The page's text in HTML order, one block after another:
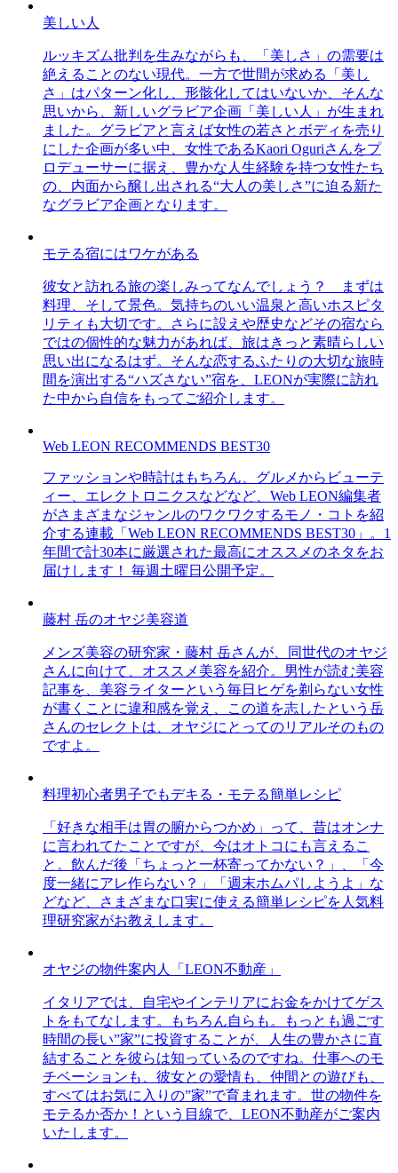
美しい人
ルッキズム批判を生みながらも、「美しさ」の需要は
絶えることのない現代。一方で世間が求める「美し
さ」はパターン化し、形骸化してはいないか、そんな
思いから、新しいグラビア企画「美しい人」が生まれ
ました。グラビアと言えば女性の若さとボディを売り
にした企画が多い中、女性であるKaori Oguriさんをプ
ロデューサーに据え、豊かな人生経験を持つ女性たち
の、内面から醸し出される“大人の美しさ”に迫る新た
なグラビア企画となります。
モテる宿にはワケがある
彼女と訪れる旅の楽しみってなんでしょう？ まずは
料理、そして景色。気持ちのいい温泉と高いホスピタ
リティも大切です。さらに設えや歴史などその宿なら
ではの個性的な魅力があれば、旅はきっと素晴らしい
思い出になるはず。そんな恋するふたりの大切な旅時
間を演出する“ハズさない”宿を、LEONが実際に訪れ
た中から自信をもってご紹介します。
Web LEON RECOMMENDS BEST30
ファッションや時計はもちろん、グルメからビューテ
ィー、エレクトロニクスなどなど、Web LEON編集者
がさまざまなジャンルのワクワクするモノ・コトを紹
介する連載「Web LEON RECOMMENDS BEST30」。1
年間で計30本に厳選された最高にオススメのネタをお
届けします！ 毎週土曜日公開予定。
藤村 岳のオヤジ美容道
メンズ美容の研究家・藤村 岳さんが、同世代のオヤジ
さんに向けて、オススメ美容を紹介。男性が読む美容
記事を、美容ライターという毎日ヒゲを剃らない女性
が書くことに違和感を覚え、この道を志したという岳
さんのセレクトは、オヤジにとってのリアルそのもの
ですよ。
料理初心者男子でもデキる・モテる簡単レシピ
「好きな相手は胃の腑からつかめ」って、昔はオンナ
に言われてたことですが、今はオトコにも言えるこ
と。飲んだ後「ちょっと一杯寄ってかない？」、「今
度一緒にアレ作らない？」「週末ホムパしようよ」な
どなど、さまざまな口実に使える簡単レシピを人気料
理研究家がお教えします。
オヤジの物件案内人「LEON不動産」
イタリアでは、自宅やインテリアにお金をかけてゲス
トをもてなします。もちろん自らも。もっとも過ごす
時間の長い”家”に投資することが、人生の豊かさに直
結することを彼らは知っているのですね。仕事へのモ
チベーションも、彼女との愛情も、仲間との遊びも、
すべてはお気に入りの”家”で育まれます。世の物件を
モテるか否か！という目線で、LEON不動産がご案内
いたします。